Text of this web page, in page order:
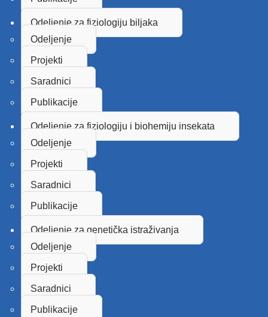
Odeljenje za fiziologiju biljaka
Odeljenje
Projekti
Saradnici
Publikacije
Odeljenje za fiziologiju i biohemiju insekata
Odeljenje
Projekti
Saradnici
Publikacije
Odeljenje za genetička istraživanja
Odeljenje
Projekti
Saradnici
Publikacije